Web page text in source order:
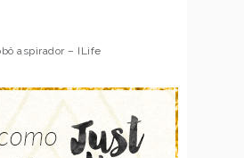
aspirador – ILife